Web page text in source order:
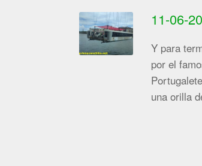
11-06-
Y para
por el
una orilla